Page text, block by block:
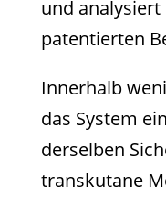
und
patentierten
Innerhalb
das System
derselben
transkutane